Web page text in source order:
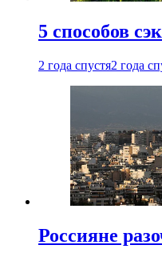
5 способов
2 года спустя2 года
Россияне